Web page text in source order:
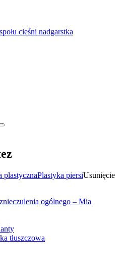
cieśni nadgarstka
plastycznaPlastyka piersiUsunięcie
ogólnego – Mia
tłuszczowa